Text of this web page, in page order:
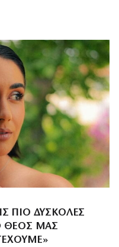
ΠΙΟ ΔΎΣΚΟΛΕΣ
ΘΕΌΣ ΜΑΣ